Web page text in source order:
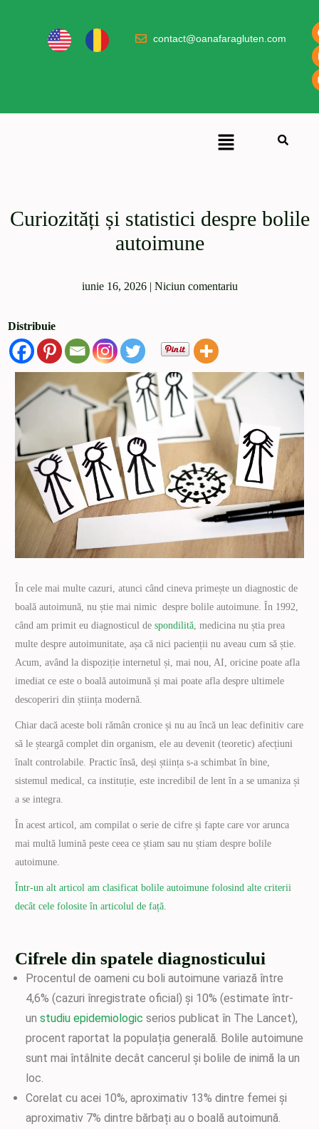
contact@oanafaragluten.com
Curiozități și statistici despre bolile
autoimune
iunie 16, 2026| Niciun comentariu
Distribuie
În cele mai multe cazuri, atunci când cineva primește un diagnostic de
boală autoimună, nu știe mai nimic despre bolile autoimune. În 1992,
când am primit eu diagnosticul despondilită , medicina nu știa prea
multe despre autoimunitate, așa că nici pacienții nu aveau cum să știe.
Acum, având la dispoziție internetul și, mai nou, AI, oricine poate afla
imediat ce este o boală autoimună și mai poate afla despre ultimele
descoperiri din știința modernă.
Chiar dacă aceste boli rămân cronice și nu au încă un leac definitiv care
să le șteargă complet din organism, ele au devenit (teoretic) afecțiuni
înalt controlabile. Practic însă, deși știința s-a schimbat în bine,
sistemul medical, ca instituție, este incredibil de lent în a se umaniza și
a se integra.
În acest articol, am compilat o serie de cifre și fapte care vor arunca
mai multă lumină peste ceea ce știam sau nu știam despre bolile
autoimune.
Într-un alt articol am clasificat bolile autoimune folosind alte criterii
decât cele folosite în articolul de față.
Cifrele din spatele diagnosticului
Procentul de oameni cu boli autoimune variază între
4,6% (cazuri înregistrate oficial) și 10% (estimate într-
unstudiu epidemiologic serios publicat în The Lancet),
procent raportat la populația generală. Bolile autoimune
sunt mai întâlnite decât cancerul și bolile de inimă la un
loc.
Corelat cu acei 10%, aproximativ 13% dintre femei și
aproximativ 7% dintre bărbați au o boală autoimună.